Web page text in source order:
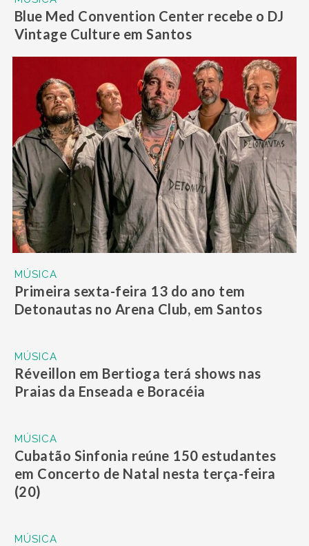
Blue Med Convention Center recebe o DJ
Vintage Culture em Santos
MÚSICA
Primeira sexta-feira 13 do ano tem
Detonautas no Arena Club, em Santos
MÚSICA
Réveillon em Bertioga terá shows nas
Praias da Enseada e Boracéia
MÚSICA
Cubatão Sinfonia reúne 150 estudantes
em Concerto de Natal nesta terça-feira
(20)
MÚSICA